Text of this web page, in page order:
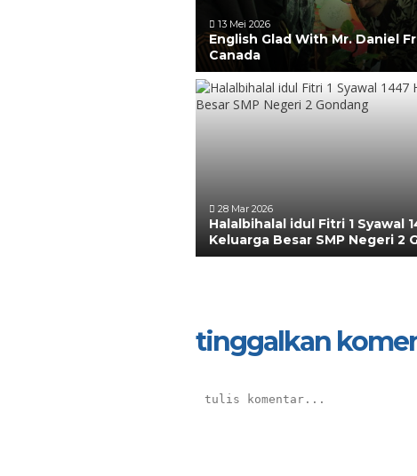
13 Mei 2026
English Glad With Mr. Daniel
Canada
28 Mar 2026
Halalbihalal idul Fitri 1 Syawal
Keluarga Besar SMP Negeri 2
tinggalkan